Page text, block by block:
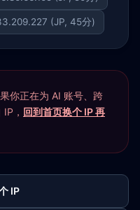
(JP, 45分)
你正在为 AI 账号、跨
， 回到首页换个 IP 再
IP